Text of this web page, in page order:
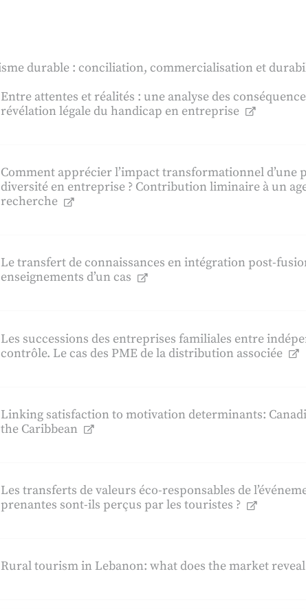
durable : conciliation, commercialisation et
Entre attentes et réalités : une analyse des
révélation légale du handicap en entreprise
Comment apprécier l’impact transformationnel d’une
diversité en entreprise ? Contribution liminaire à un
recherche
Le transfert de connaissances en intégration post-
enseignements d’un cas
Les successions des entreprises familiales entre
contrôle. Le cas des PME de la distribution associée
Linking satisfaction to motivation determinants:
the Caribbean
Les transferts de valeurs éco-responsables de
prenantes sont-ils perçus par les touristes ?
Rural tourism in Lebanon: what does the market